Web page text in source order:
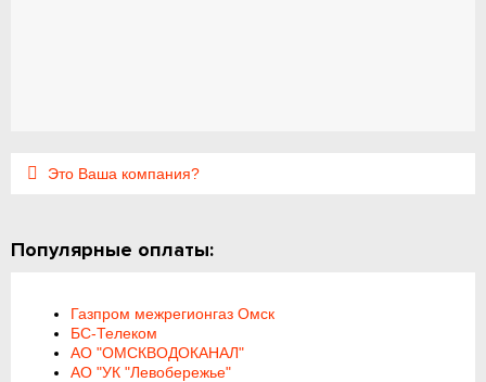
Это Ваша компания?
Популярные оплаты:
Газпром межрегионгаз Омск
БС-Телеком
АО "ОМСКВОДОКАНАЛ"
АО "УК "Левобережье"